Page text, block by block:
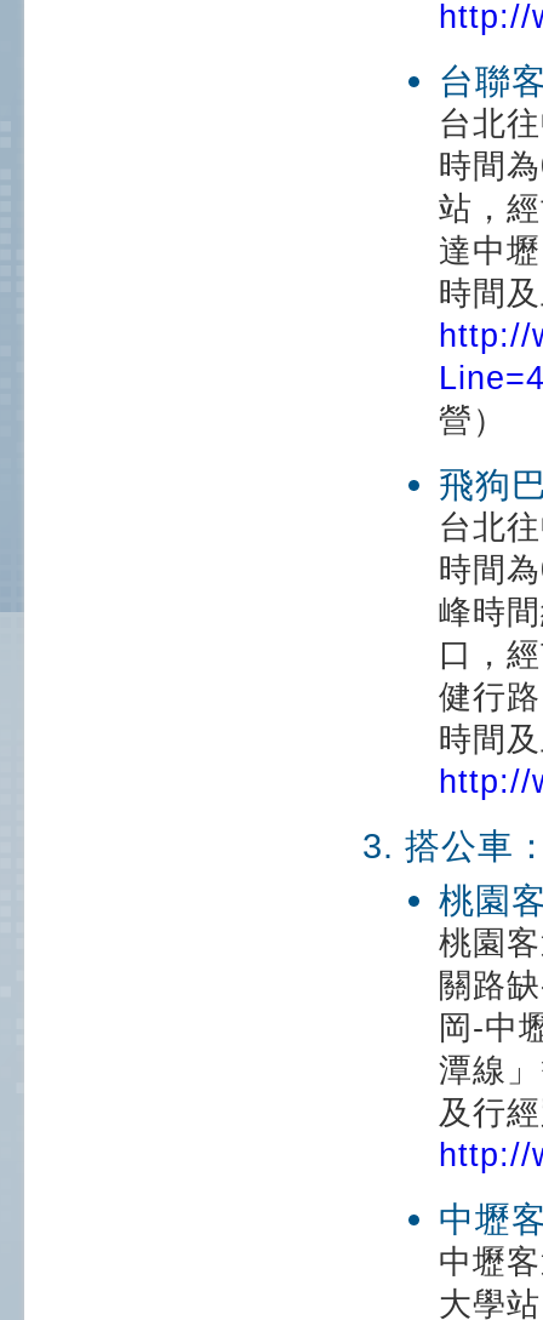
http://
台聯
台北
時間
站，
達中
時間
http://
營）
飛狗
台北
時間
峰時
口，
健行
時間
http://
搭公車
桃園
桃園
關路
岡-中
潭線
及行
http://
中壢
中壢
大學